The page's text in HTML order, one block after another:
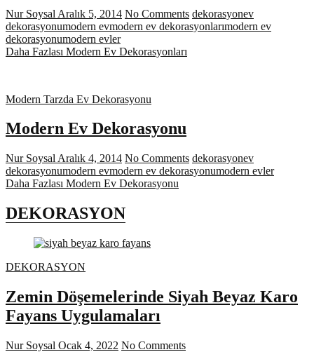
Nur Soysal Aralık 5, 2014 No Comments dekorasyonev
dekorasyonumodern evmodern ev dekorasyonlarımodern ev
dekorasyonumodern evler
Daha Fazlası Modern Ev Dekorasyonları
Modern Tarzda Ev Dekorasyonu
Modern Ev Dekorasyonu
Nur Soysal Aralık 4, 2014 No Comments dekorasyonev
dekorasyonumodern evmodern ev dekorasyonumodern evler
Daha Fazlası Modern Ev Dekorasyonu
DEKORASYON
DEKORASYON
Zemin Döşemelerinde Siyah Beyaz Karo
Fayans Uygulamaları
Nur Soysal Ocak 4, 2022 No Comments